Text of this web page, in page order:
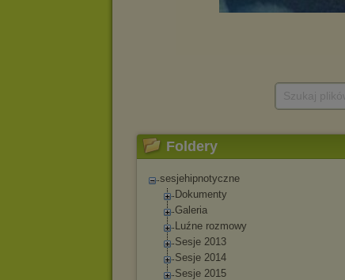
Foldery
sesjehipnotyczne
Dokumenty
Galeria
Luźne rozmowy
Sesje 2013
Sesje 2014
Sesje 2015